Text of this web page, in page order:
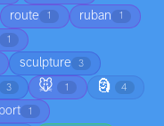
route 1 ruban 1
1
sculpture 3
3 🐭 1 🗿 4
1